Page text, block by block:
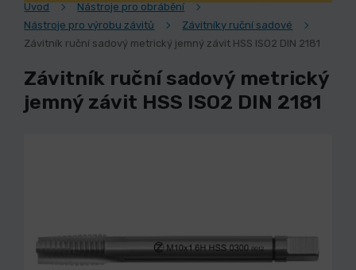
Úvod
Nástroje pro obrábění
Nástroje pro výrobu závitů
Závitníky ruční sadové
Závitník ruční sadový metrický jemný závit HSS ISO2 DIN 2181
Závitník ruční sadový metrický
jemný závit HSS ISO2 DIN 2181